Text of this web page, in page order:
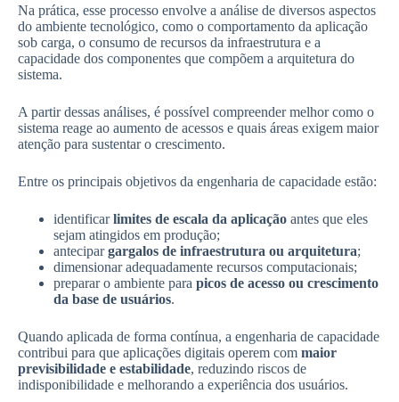
Na prática, esse processo envolve a análise de diversos aspectos
do ambiente tecnológico, como o comportamento da aplicação
sob carga, o consumo de recursos da infraestrutura e a
capacidade dos componentes que compõem a arquitetura do
sistema.
A partir dessas análises, é possível compreender melhor como o
sistema reage ao aumento de acessos e quais áreas exigem maior
atenção para sustentar o crescimento.
Entre os principais objetivos da engenharia de capacidade estão:
identificarlimites de escala da aplicação antes que eles
sejam atingidos em produção;
antecipargargalos de infraestrutura ou arquitetura;
dimensionar adequadamente recursos computacionais;
preparar o ambiente para picos de acesso ou crescimento
da base de usuários.
Quando aplicada de forma contínua, a engenharia de capacidade
contribui para que aplicações digitais operem com maior
previsibilidade e estabilidade, reduzindo riscos de
indisponibilidade e melhorando a experiência dos usuários.